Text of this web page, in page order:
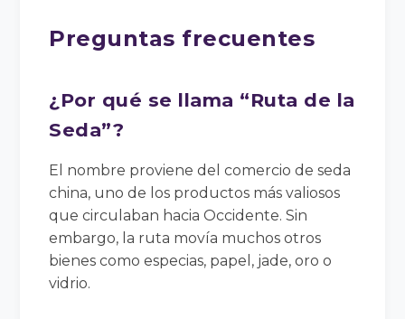
Preguntas frecuentes
¿Por qué se llama “Ruta de la
Seda”?
El nombre proviene del comercio de seda
china, uno de los productos más valiosos
que circulaban hacia Occidente. Sin
embargo, la ruta movía muchos otros
bienes como especias, papel, jade, oro o
vidrio.